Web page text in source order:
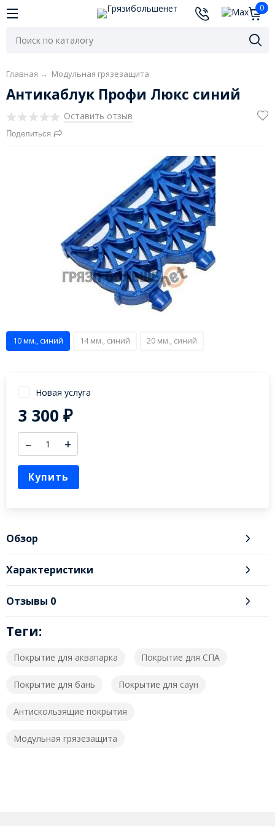
0
Главная → Модульная грязезащита
Антикаблук Профи Люкс синий
Оставить отзыв
Поделиться
10 мм., синий 14 мм., синий 20 мм., синий
Новая услуга
3 300₽
– +
Купить
Обзор
Характеристики
Отзывы 0
Теги:
Покрытие для аквапарка Покрытие для СПА
Покрытие для бань Покрытие для саун
Антискользящие покрытия
Модульная грязезащита